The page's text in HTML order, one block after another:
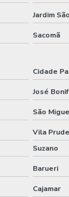
Jardim
Sacomã
Cidade
José
São
Vila
Suzano
Barueri
Cajamar